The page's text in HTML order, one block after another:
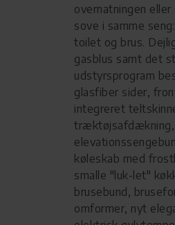
overnatningen
sove i samme
toilet og brus.
gasblus samt det
udstyrsprogram
glasfiber sider,
integreret
træktøjsafdækning,
køleskab med
smalle "luk-let"
brusebund,
omformer, nyt